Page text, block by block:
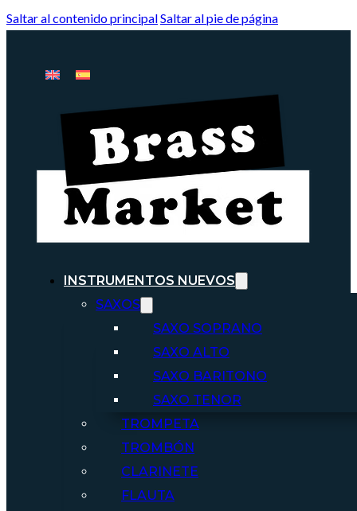
Saltar al contenido principalSaltar al pie de página
INSTRUMENTOS NUEVOS
SAXOS
SAXO SOPRANO
SAXO ALTO
SAXO BARITONO
SAXO TENOR
TROMPETA
TROMBÓN
CLARINETE
FLAUTA